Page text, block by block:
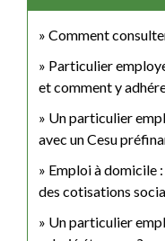
Comment
Particulier
et comment y
Un particulier
avec un Cesu
Emploi à domicile
des cotisations
Un particulier